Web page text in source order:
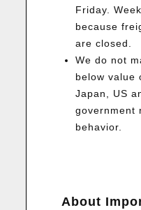
Friday.
because
are closed.
We do not
below value
Japan, US
government
behavior.
About